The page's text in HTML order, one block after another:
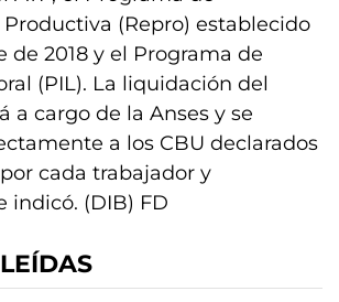
(Repro) establecido
de 2018 y el Programa de
(PIL). La liquidación del
a cargo de la Anses y se
a los CBU declarados
cada trabajador y
indicó. (DIB) FD